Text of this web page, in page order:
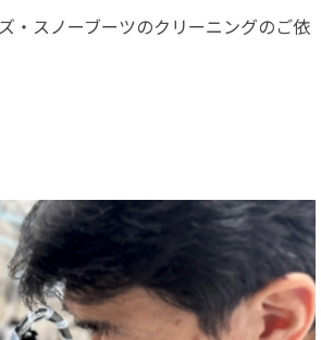
スノーブーツのクリーニングのご依